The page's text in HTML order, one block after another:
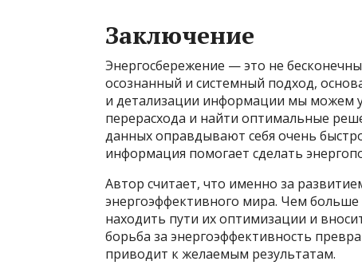
Заключение
Энергосбережение — это не
осознанный и системный подход,
и детализации информации мы можем
перерасхода и найти оптимальные
данных оправдывают себя очень
информация помогает сделать
Автор считает, что именно за
энергоэффективного мира. Чем больше
находить пути их оптимизации и
борьба за энергоэффективность
приводит к желаемым результатам.